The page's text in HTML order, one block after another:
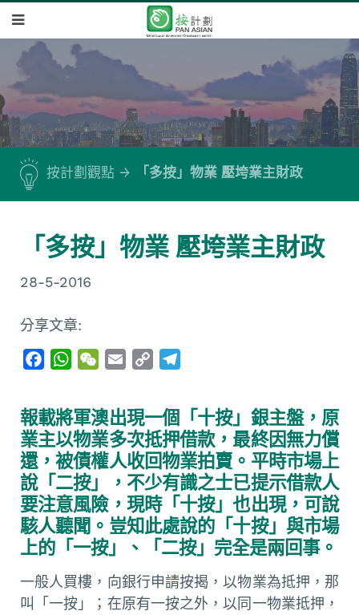
按計劃觀點 「多按」物業 壓垮業主財政
「多按」物業 壓垮業主財政
28-5-2016
分享文章:
e
b
o
o
k
W
t
s
A
p
p
W
h
a
t
i
l
y
L
i
n
k
g
r
a
m
報載將軍澳出現一個「十按」銀主盤，原
業主以物業多次抵押借款，最終因無力償
還，被債權人收回物業拍賣。平時市場上
說「二按」，不少有識之士已提示借款人
要注意風險，現時「十按」也出現，可說
駭人聽聞。豈知此處說的「十按」與市場
上的「一按」、「二按」完全是兩回事。
一般人買樓，向銀行申請按揭，以物業為抵押，那
叫「一按」；在原有一按之外，以同一物業抵押，